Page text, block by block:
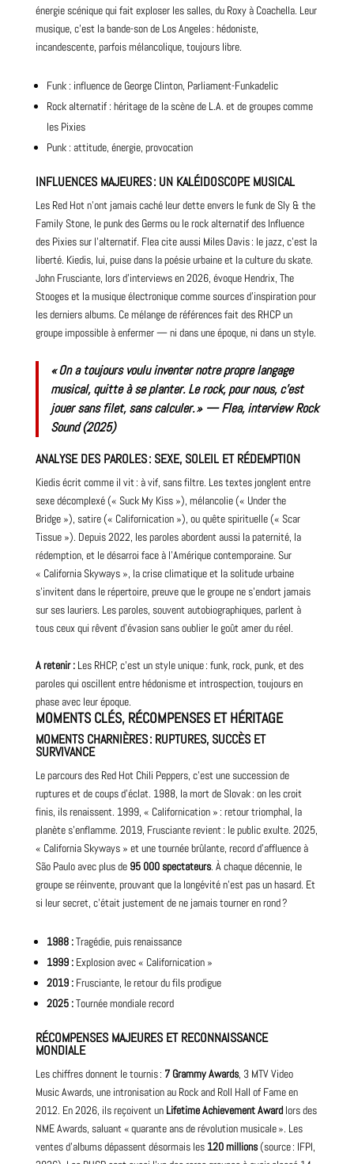
énergie scénique qui fait exploser les salles, du Roxy à Coachella. Leur
musique, c’est labande-sonde Los Angeles : hédoniste,
incandescente, parfois mélancolique, toujours libre.
Funk : influence de George Clinton, Parliament-Funkadelic
Rock alternatif : héritage de la scène de L.A. et de groupes comme
les Pixies
Punk : attitude, énergie, provocation
INFLUENCES MAJEURES : UN KALÉIDOSCOPE MUSICAL
Les Red Hot n’ont jamais caché leur dette envers le funk de Sly & the
Family Stone, le punk des Germs ou le rock alternatif des Influence
des Pixies sur l’alternatif. Flea cite aussi MilesDavis : le jazz, c’est la
liberté. Kiedis, lui, puise dans la poésie urbaine et la culture du skate.
John Frusciante, lors d’interviews en 2026, évoque Hendrix, The
Stooges et la musique électronique comme sources d’inspiration pour
les derniers albums. Ce mélange de références fait des RHCP un
groupe impossible à enfermer — ni dans une époque, ni dans un style.
« On a toujours voulu inventer notre propre langage
musical, quitte à se planter. Le rock, pour nous, c’est
jouer sans filet, sans calculer. » —Flea,interviewRock
Sound (2025)
ANALYSE DES PAROLES : SEXE, SOLEIL ET RÉDEMPTION
Kiedis écrit comme il vit : à vif, sans filtre. Les textes jonglent entre
sexe décomplexé (« Suck My Kiss»), mélancolie (« Under the
Bridge »), satire (« Californication »), ou quête spirituelle (« Scar
Tissue »). Depuis 2022, les paroles abordent aussi la paternité, la
rédemption, et le désarroi face à l’Amérique contemporaine. Sur
« California Skyways », la crise climatique et la solitude urbaine
s’invitent dans le répertoire, preuve que le groupe ne s’endort jamais
sur ses lauriers. Les paroles, souvent autobiographiques, parlent à
tous ceux qui rêvent d’évasion sans oublier le goût amer du réel.
A retenir :Les RHCP, c’est un style unique : funk, rock, punk, et des
paroles qui oscillent entre hédonisme et introspection, toujours en
phase avec leur époque.
MOMENTS CLÉS, RÉCOMPENSES ET HÉRITAGE
MOMENTS CHARNIÈRES : RUPTURES, SUCCÈS ET
SURVIVANCE
Le parcours des Red Hot Chili Peppers, c’est une succession de
ruptures et de coups d’éclat. 1988, la mort de Slovak : on les croit
finis, ils renaissent. 1999, « Californication » : retour triomphal, la
planète s’enflamme. 2019, Frusciante revient : le public exulte. 2025,
« California Skyways » et une tournée brûlante, record d’affluence à
São Paulo avec plus de 95 000 spectateurs. À chaque décennie, le
groupe se réinvente, prouvant que la longévité n’est pas un hasard. Et
si leur secret, c’était justement de ne jamais tourner en rond ?
1988 :Tragédie, puis renaissance
1999 :Explosion avec « Californication »
2019 :Frusciante, le retour du fils prodigue
2025 :Tournée mondiale record
RÉCOMPENSES MAJEURES ET RECONNAISSANCE
MONDIALE
Les chiffres donnent le tournis : 7 Grammy Awards, 3 MTV Video
Music Awards, une intronisation au Rock and Roll Hall of Fame en
2012. En 2026, ils reçoivent un Lifetime Achievement Awardlors des
NME Awards, saluant « quarante ans de révolution musicale ». Les
ventes d’albums dépassent désormais les 120 millions(source : IFPI,